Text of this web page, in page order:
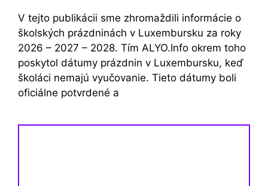
V tejto publikácii sme zhromaždili informácie o
školských prázdninách v Luxembursku za roky
2026 – 2027 – 2028. Tím ALYO.Info okrem toho
poskytol dátumy prázdnin v Luxembursku, keď
školáci nemajú vyučovanie. Tieto dátumy boli
oficiálne potvrdené a